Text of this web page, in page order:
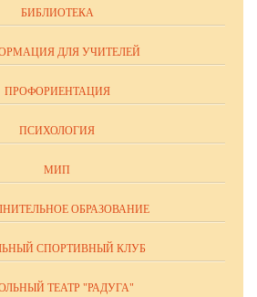
БИБЛИОТЕКА
ДЛЯ УЧИТЕЛЕЙ
ПРОФОРИЕНТАЦИЯ
ПСИХОЛОГИЯ
МИП
ОБРАЗОВАНИЕ
СПОРТИВНЫЙ КЛУБ
ТЕАТР "РАДУГА"